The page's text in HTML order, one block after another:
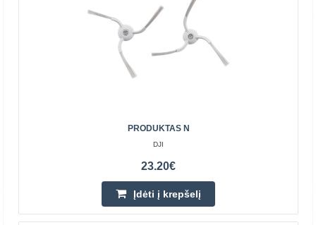
Įdėti į krepšelį
Pridėti prie pageidavimų sąrašo
PRODUKTAS N
DJI
23.20€
Įdėti į krepšelį